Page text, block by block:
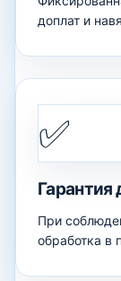
доплат и
✅
Гарантия
При
обработка в